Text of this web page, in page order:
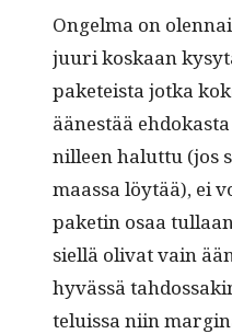
Ongel­ma on
juuri koskaan
paketeista jot­ka
äänestää
nilleen halut­tu (jos
maas­sa löytää), ei
paketin osaa
siel­lä oli­vat vain
hyvässä
teluis­sa niin